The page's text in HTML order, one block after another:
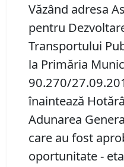
Văzând adresa
pentru
Transportului
la Primăria
90.270/
înaintează
Adunarea
care au fost
oportunitate -